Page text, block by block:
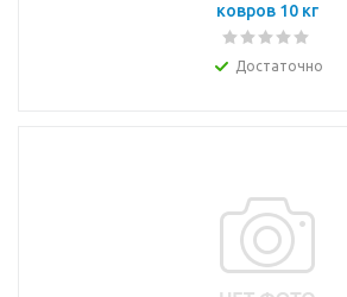
ковров 10 кг
Достаточно